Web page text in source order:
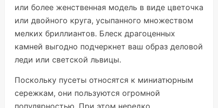
или более женственная модель в виде цветочка
или двойного круга, усыпанного множеством
мелких бриллиантов. Блеск драгоценных
камней выгодно подчеркнет ваш образ деловой
леди или светской львицы.
Поскольку пусеты относятся к миниатюрным
сережкам, они пользуются огромной